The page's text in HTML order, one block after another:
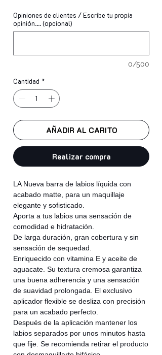
Opiniones de clientes / Escribe tu propia
opinión.... (opcional)
0/500
Cantidad *
AÑADIR AL CARITO
Realizar compra
LA Nueva barra de labios líquida con
acabado matte, para un maquillaje
elegante y sofisticado.
Aporta a tus labios una sensación de
comodidad e hidratación.
De larga duración, gran cobertura y sin
sensación de sequedad.
Enriquecido con vitamina E y aceite de
aguacate. Su textura cremosa garantiza
una buena adherencia y una sensación
de suavidad prolongada. El exclusivo
aplicador flexible se desliza con precisión
para un acabado perfecto.
Después de la aplicación mantener los
labios separados por unos minutos hasta
que fije. Se recomienda retirar el producto